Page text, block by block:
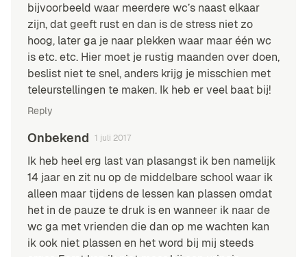
bijvoorbeeld waar meerdere wc’s naast elkaar
zijn, dat geeft rust en dan is de stress niet zo
hoog, later ga je naar plekken waar maar één wc
is etc. etc. Hier moet je rustig maanden over doen,
beslist niet te snel, anders krijg je misschien met
teleurstellingen te maken. Ik heb er veel baat bij!
Reply
Onbekend 1 juli 2017
Ik heb heel erg last van plasangst ik ben namelijk
14 jaar en zit nu op de middelbare school waar ik
alleen maar tijdens de lessen kan plassen omdat
het in de pauze te druk is en wanneer ik naar de
wc ga met vrienden die dan op me wachten kan
ik ook niet plassen en het word bij mij steeds